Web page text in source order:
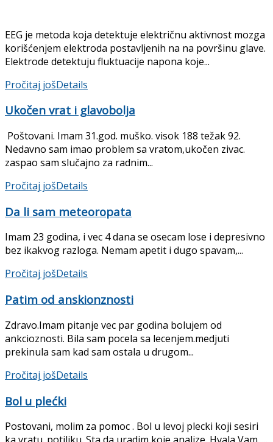
EEG je metoda koja detektuje električnu aktivnost mozga
korišćenjem elektroda postavljenih na na površinu glave.
Elektrode detektuju fluktuacije napona koje...
Pročitaj jošDetails
Ukočen vrat i glavobolja
Poštovani. Imam 31.god. muško. visok 188 težak 92.
Nedavno sam imao problem sa vratom,ukočen zivac.
zaspao sam slučajno za radnim...
Pročitaj jošDetails
Da li sam meteoropata
Imam 23 godina, i vec 4 dana se osecam lose i depresivno
bez ikakvog razloga. Nemam apetit i dugo spavam,...
Pročitaj jošDetails
Patim od anskionznosti
Zdravo.Imam pitanje vec par godina bolujem od
ankcioznosti. Bila sam pocela sa lecenjem.medjuti
prekinula sam kad sam ostala u drugom...
Pročitaj jošDetails
Bol u plećki
Postovani, molim za pomoc . Bol u levoj plecki koji sesiri